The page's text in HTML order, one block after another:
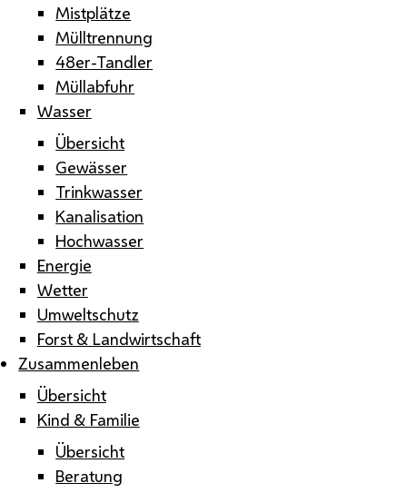
Mistplätze
Mülltrennung
48er-Tandler
Müllabfuhr
Wasser
Übersicht
Gewässer
Trinkwasser
Kanalisation
Hochwasser
Energie
Wetter
Umweltschutz
Forst & Landwirtschaft
Zusammenleben
Übersicht
Kind & Familie
Übersicht
Beratung